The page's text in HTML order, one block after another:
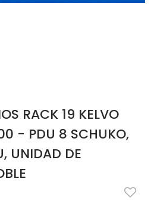
RACK 19 KELVO
- PDU 8 SCHUKO,
UNIDAD DE